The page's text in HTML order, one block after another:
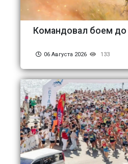
Командовал боем до
06 Августа 2026 133